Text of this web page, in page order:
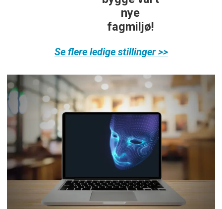
fagmiljø!
Se flere ledige stillinger >>